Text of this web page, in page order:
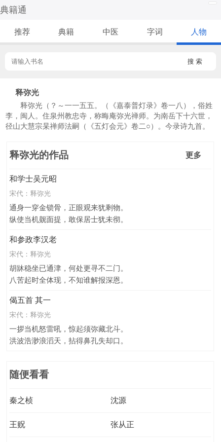
典籍通
推荐 典籍 中医 字词 人物
搜 索
释弥光
释弥光（？～一一五五。（《嘉泰普灯录》卷一八），俗姓
李，闽人。住泉州教忠寺，称晦庵弥光禅师。为南岳下十六世，
径山大慧宗杲禅师法嗣（《五灯会元》卷二○）。今录诗九首。
释弥光的作品 更多
和学士吴元昭
宋代：释弥光
通身一穿金锁骨，正眼观来犹剩物。
纵使当机觌面提，敢保居士犹未彻。
和参政李汉老
宋代：释弥光
胡牀稳坐已通津，何处更寻不二门。
八苦起时全体现，不知谁解报深恩。
偈五首 其一
宋代：释弥光
一拶当机怒雷吼，惊起须弥藏北斗。
洪波浩渺浪滔天，拈得鼻孔失却口。
随便看看
秦之桢 沈源
王贶 张从正